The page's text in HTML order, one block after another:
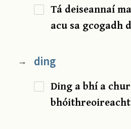
Tá deiseannaí
acu sa gcogadh
→ ding
Ding a bhí a